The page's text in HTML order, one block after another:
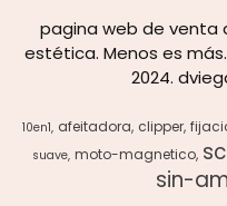
pagina web de venta
estética. Menos es
2024.
10en1 afeitadora clipper
suave moto-magnetico
sin-